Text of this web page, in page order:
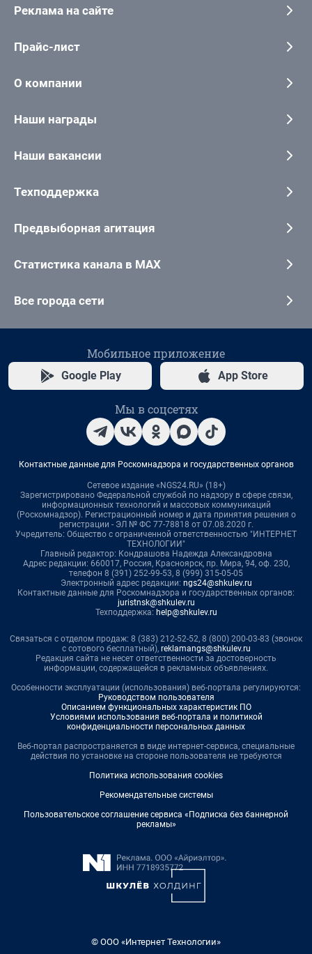
Реклама на сайте
Прайс-лист
О компании
Наши награды
Наши вакансии
Техподдержка
Предвыборная агитация
Статистика канала в MAX
Все города сети
Мобильное приложение
Google Play App Store
Мы в соцсетях
Контактные данные для Роскомнадзора и государственных органов
Сетевое издание «NGS24.RU» (18+)
Зарегистрировано Федеральной службой по надзору в сфере связи,
информационных технологий и массовых коммуникаций
(Роскомнадзор). Регистрационный номер и дата принятия решения о
регистрации - ЭЛ № ФС 77-78818 от 07.08.2020 г.
Учредитель: Общество с ограниченной ответственностью "ИНТЕРНЕТ
ТЕХНОЛОГИИ"
Главный редактор: Кондрашова Надежда Александровна
Адрес редакции: 660017, Россия, Красноярск, пр. Мира, 94, оф. 230,
телефон 8 (391) 252-99-53, 8 (999) 315-05-05
Электронный адрес редакции: ngs24@shkulev.ru
Контактные данные для Роскомнадзора и государственных органов:
juristnsk@shkulev.ru
Техподдержка: help@shkulev.ru
Связаться с отделом продаж: 8 (383) 212-52-52, 8 (800) 200-03-83 (звонок
с сотового бесплатный), reklamangs@shkulev.ru
Редакция сайта не несет ответственности за достоверность
информации, содержащейся в рекламных объявлениях.
Особенности эксплуатации (использования) веб-портала регулируются:
Руководством пользователя
Описанием функциональных характеристик ПО
Условиями использования веб-портала и политикой
конфиденциальности персональных данных
Веб-портал распространяется в виде интернет-сервиса, специальные
действия по установке на стороне пользователя не требуются
Политика использования cookies
Рекомендательные системы
Пользовательское соглашение сервиса «Подписка без баннерной
рекламы»
© ООО «Интернет Технологии»